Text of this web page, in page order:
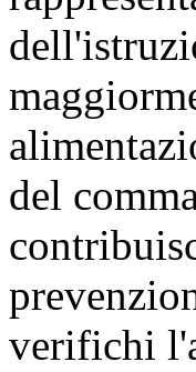
del
verifichi